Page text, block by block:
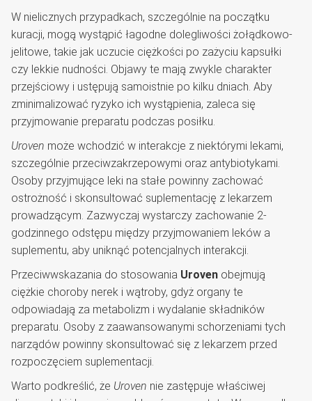
W nielicznych przypadkach, szczególnie na początku
kuracji, mogą wystąpić łagodne dolegliwości żołądkowo-
jelitowe, takie jak uczucie ciężkości po zażyciu kapsułki
czy lekkie nudności. Objawy te mają zwykle charakter
przejściowy i ustępują samoistnie po kilku dniach. Aby
zminimalizować ryzyko ich wystąpienia, zaleca się
przyjmowanie preparatu podczas posiłku.
Uroven może wchodzić w interakcje z niektórymi lekami,
szczególnie przeciwzakrzepowymi oraz antybiotykami.
Osoby przyjmujące leki na stałe powinny zachować
ostrożność i skonsultować suplementację z lekarzem
prowadzącym. Zazwyczaj wystarczy zachowanie 2-
godzinnego odstępu między przyjmowaniem leków a
suplementu, aby uniknąć potencjalnych interakcji.
Przeciwwskazania do stosowania Uroven obejmują
ciężkie choroby nerek i wątroby, gdyż organy te
odpowiadają za metabolizm i wydalanie składników
preparatu. Osoby z zaawansowanymi schorzeniami tych
narządów powinny skonsultować się z lekarzem przed
rozpoczęciem suplementacji.
Warto podkreślić, że Uroven nie zastępuje właściwej